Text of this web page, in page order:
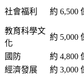
社會福利 約 6,500
教育科學文
化
約 5,000
國防 約 4,800
經濟發展
約 3,000